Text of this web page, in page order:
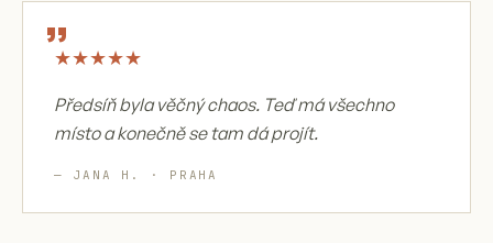
„
★★★★★
Předsíň byla věčný chaos. Teď má všechno
místo a konečně se tam dá projít.
— JANA H. · PRAHA